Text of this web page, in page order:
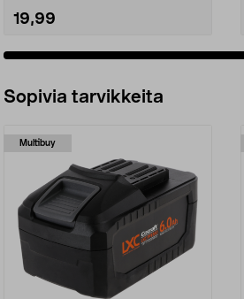
19,99
Sopivia tarvikkeita
Multibuy